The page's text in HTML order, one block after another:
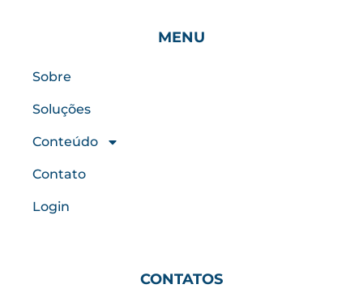
MENU
Sobre
Soluções
Conteúdo
Contato
Login
CONTATOS